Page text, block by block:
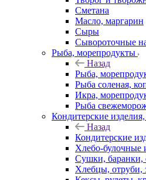
Сметана
Масло, маргарин
Сыры
Сывороточные
Рыба, морепродукты
Назад
Рыба,
Рыба соленая,
Икра,
Рыба
Кондитерские
Назад
Кондитерские
Хлебо-булочные
Сушки, баранки,
Хлебцы, отруби,